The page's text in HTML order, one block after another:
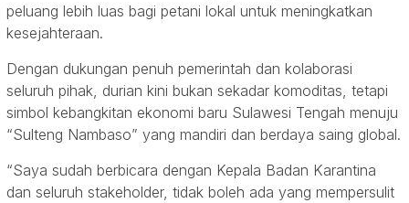
peluang lebih luas bagi petani lokal untuk meningkatkan
kesejahteraan.
Dengan dukungan penuh pemerintah dan kolaborasi
seluruh pihak, durian kini bukan sekadar komoditas, tetapi
simbol kebangkitan ekonomi baru Sulawesi Tengah menuju
“Sulteng Nambaso” yang mandiri dan berdaya saing global.
“Saya sudah berbicara dengan Kepala Badan Karantina
dan seluruh stakeholder, tidak boleh ada yang mempersulit